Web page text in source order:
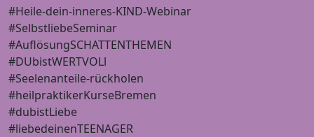
#Heile-dein-inneres-KIND-Webinar
#SelbstliebeSeminar
#AuflösungSCHATTENTHEMEN
#DUbistWERTVOLl
#Seelenanteile-rückholen
#heilpraktikerKurseBremen
#dubistLiebe
#liebedeinenTEENAGER